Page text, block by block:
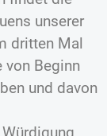
unserer
dritten Mal
von Beginn
und davon